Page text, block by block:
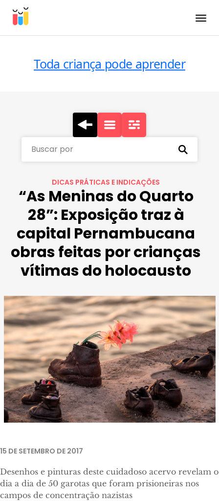
Toda criança pode aprender
Buscar por
DICAS PRÁTICAS E INDICAÇÕES
“As Meninas do Quarto
28”: Exposição traz à
capital Pernambucana
obras feitas por crianças
vítimas do holocausto
15 DE SETEMBRO DE 2017
Desenhos e pinturas deste cuidadoso acervo revelam o
dia a dia de 50 garotas que foram prisioneiras nos
campos de concentração nazistas